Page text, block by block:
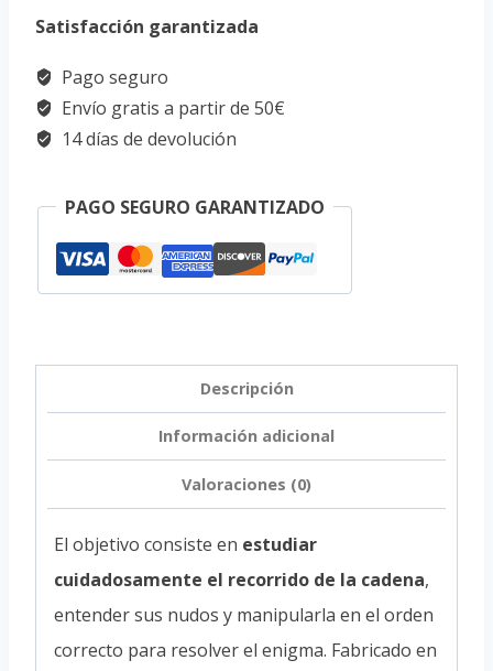
Crest
cantidad
Satisfacción garantizada
Pago seguro
Envío gratis a partir de 50€
14 días de devolución
PAGO SEGURO GARANTIZADO
Descripción
Información adicional
Valoraciones (0)
El objetivo consiste en estudiar
cuidadosamente el recorrido de la cadena,
entender sus nudos y manipularla en el orden
correcto para resolver el enigma. Fabricado en